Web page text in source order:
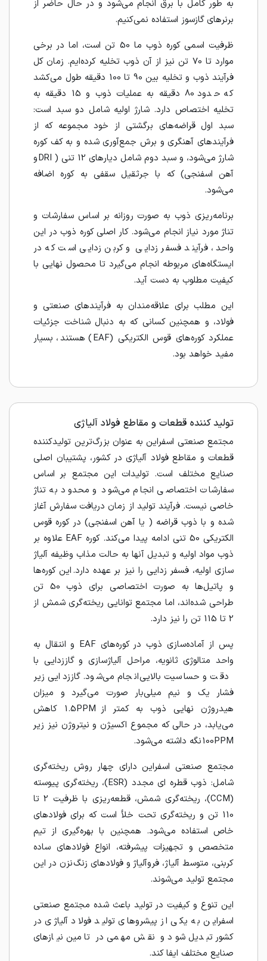
به طور کامل با برق انجام می‌شود و در حال حاضر از
برنرهای گازسوز استفاده نمی‌کنیم.
ظرفیت اسمی کوره ذوب ما 50 تن است، اما در برخی
موارد تا 70 تن نیز از آن ذوب تخلیه کرده‌ایم. زمان کل
فرآیند ذوب و تخلیه بین 90 تا 100 دقیقه طول می‌کشد
که حدود 80 دقیقه به عملیات ذوب و 15 دقیقه به
تخلیه اختصاص دارد. شارژ اولیه شامل دو سبد است:
سبد اول قراضه‌های برگشتی از خود مجموعه که از
فرآیندهای آهنگری و برش جمع‌آوری شده و به کف کوره
شارژ می‌شود، و سبد دوم شامل دیارهای 12 تنی ( DRI و
آهن اسفنجی) که با جرثقیل سقفی به کوره اضافه
می‌شود.
برنامه‌ریزی ذوب به صورت روزانه بر اساس سفارشات و
تناژ مورد نیاز انجام می‌شود. کار اصلی کوره ذوب در این
واحد، فرآیند فسفر زدایی و کربن زدایی است که در
ایستگاه‌های مربوطه انجام می‌گیرد تا محصول نهایی با
کیفیت مطلوب به دست آید.
این مطلب برای علاقه‌مندان به فرآیندهای صنعتی و
فولاد، و همچنین کسانی که به دنبال شناخت جزئیات
عملکرد کوره‌های قوس الکتریکی (EAF) هستند، بسیار
مفید خواهد بود.
تولید کننده قطعات و مقاطع فولاد آلیاژی
مجتمع صنعتی اسفراین به عنوان بزرگ‌ترین تولیدکننده
قطعات و مقاطع فولاد آلیاژی در کشور، پشتیبان اصلی
صنایع مختلف است. تولیدات این مجتمع بر اساس
سفارشات اختصاصی انجام می‌شود و محدود به تناژ
خاصی نیست. فرآیند تولید از زمان دریافت سفارش آغاز
شده و با ذوب قراضه ( یا آهن اسفنجی) در کوره‌ قوس
الکتریکی 50 تنی ادامه پیدا می‌کند. کوره EAF علاوه بر
ذوب مواد اولیه و تبدیل آنها به حالت مذاب وظیفه آلیاژ
سازی اولیه، فسفر زدایی را نیز بر عهده دارد. این کوره‌ها
و پاتیل‌ها به صورت اختصاصی برای ذوب 50 تن
طراحی شده‌اند، اما مجتمع توانایی ریخته‌گری شمش از
2 تا 115 تن را نیز دارد.
پس از آماده‌سازی ذوب در کوره‌های EAF و انتقال به
واحد متالوژی ثانویه، مراحل آلیاژسازی و گاززدایی با
دقت و حساسیت بالایی انجام می‌شود. گاززدایی زیر
فشار یک و نیم میلی‌بار صورت می‌گیرد و میزان
هیدروژن نهایی ذوب به کمتر از 1.5PPM کاهش
می‌یابد، در حالی که مجموع اکسیژن و نیتروژن نیز زیر
100PPM نگه داشته می‌شود.
مجتمع صنعتی اسفراین دارای چهار روش ریخته‌گری
شامل: ذوب قطره ای مجدد (ESR)، ریخته‌گری پیوسته
(CCM)، ریخته‌گری شمش، قطعه‌ریزی با ظرفیت 2 تا
110 تن و ریخته‌گری تحت خلأ است که برای فولادهای
خاص استفاده می‌شود. همچنین با بهره‌گیری از تیم
متخصص و تجهیزات پیشرفته، انواع فولادهای ساده
کربنی، متوسط آلیاژ، فروآلیاژ و فولادهای زنگ‌نزن در این
مجتمع تولید می‌شوند.
این تنوع و کیفیت در تولید باعث شده مجتمع صنعتی
اسفراین به یکی از پیشروهای تولید فولاد آلیاژی در
کشور تبدیل شود و نقش مهمی در تامین نیازهای
صنایع مختلف ایفا کند.